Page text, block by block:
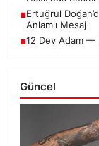
■Ertuğrul
Anlamlı Mesaj
■12 Dev Adam —
Güncel